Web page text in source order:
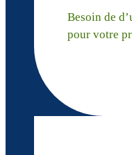
Besoin de
pour votre